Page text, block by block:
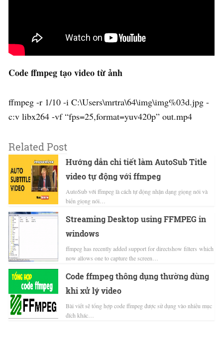
Code ffmpeg tạo video từ ảnh
ffmpeg -r 1/10 -i C:\Users\mrtra\64\img\img%03d.jpg -
c:v libx264 -vf “fps=25,format=yuv420p” out.mp4
Related Post
Hướng dẫn chi tiết làm AutoSub Title
video tự động với ffmpeg
AutoSub với ffmpeg là cách tự động nhận dạng giọng nói và
biến giọng nói…
Streaming Desktop using FFMPEG in
windows
ffmpeg has recently added support for directshow filters which
now allows one to capture the screen…
Code ffmpeg thông dụng thường dùng
khi xử lý video
Bài viết sẽ tổng hợp code ffmpeg được sử dụng vào nhiều mục
đích khác…